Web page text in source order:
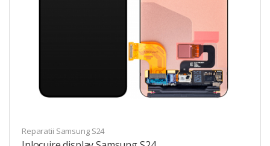
Reparatii Samsung S24